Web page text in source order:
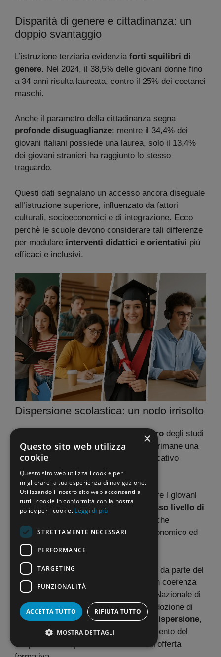
Disparità di genere e cittadinanza: un
doppio svantaggio
L’istruzione terziaria evidenzia forti squilibri di
genere. Nel 2024, il 38,5% delle giovani donne fino
a 34 anni risulta laureata, contro il 25% dei coetanei
maschi.
Anche il parametro della cittadinanza segna
profonde disuguaglianze: mentre il 34,4% dei
giovani italiani possiede una laurea, solo il 13,4%
dei giovani stranieri ha raggiunto lo stesso
traguardo.
Questi dati segnalano un accesso ancora diseguale
all’istruzione superiore, influenzato da fattori
culturali, socioeconomici e di integrazione. Ecco
perchè le scuole devono considerare tali differenze
per modulare interventi didattici e orientativi più
efficaci e inclusivi.
Dispersione scolastica: un nodo irrisolto
tasso di abbandono prematuro degli studi
pari al 9,8%, la dispersione scolastica rimane una
delle criticità più gravi del sistema educativo
italiano.
Il fenomeno colpisce in modo particolare i giovani
provenienti dacontesti familiari a basso livello di
, aumentando la probabilità che
perpetuino condizioni di svantaggio economico ed
esclusione sociale.
Il tema è oggetto di monitoraggio attivo da parte del
Ministero dell’Istruzione e del Merito, in coerenza
con le linee indicate dal PNRR (Piano Nazionale di
Ripresa e Resilienza), che prevede l’adozione di
misure specifiche percontrastare la dispersione,
tra cui progetti di mentoring, potenziamento del
tempo scuola e personalizzazione dell’offerta
×
Questo sito web utilizza
cookie
Questo sito web utilizza i cookie per
migliorare la tua esperienza di navigazione.
Utilizzando il nostro sito web acconsenti a
tutti i cookie in conformità con la nostra
policy per i cookie. Leggi di più
STRETTAMENTE NECESSARI
PERFORMANCE
TARGETING
FUNZIONALITÀ
ACCETTA TUTTO RIFIUTA TUTTO
MOSTRA DETTAGLI